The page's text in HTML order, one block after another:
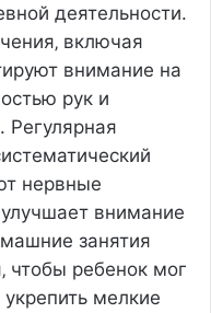
деятельности.
включая
внимание на
рук и
Регулярная
нервные
улучшает внимание
занятия
чтобы ребенок мог
мелкие